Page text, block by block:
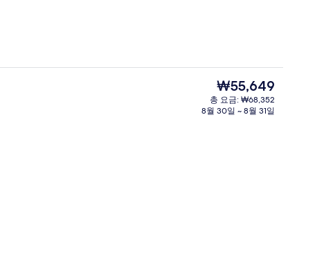
현
재
가
₩55,649
총 요금: ₩68,352
8월 30일 ~ 8월 31일